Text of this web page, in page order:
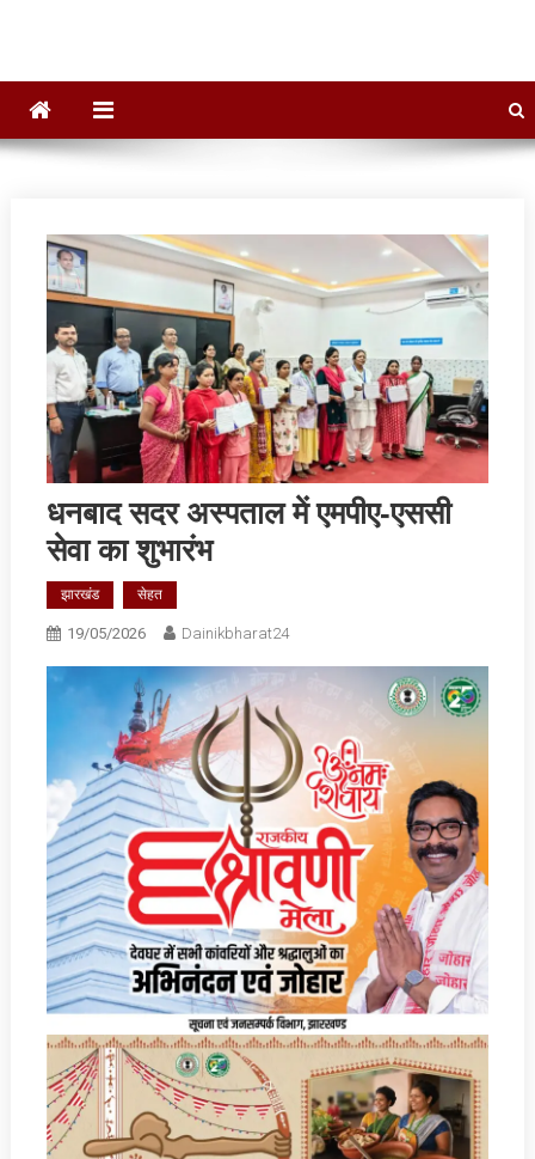
धनबाद सदर अस्पताल में एमपीए-एससी
सेवा का शुभारंभ
झारखंड सेहत
19/05/2026 Dainikbharat24